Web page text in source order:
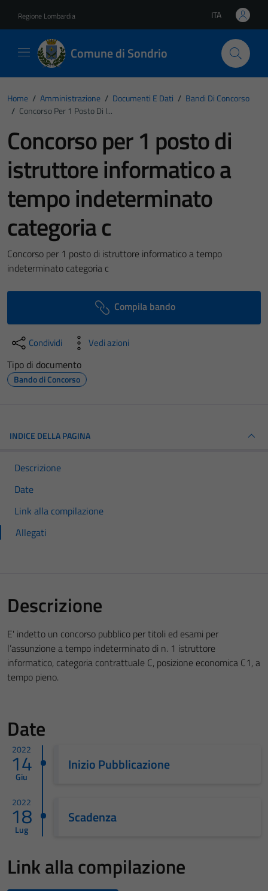
Regione Lombardia Lingua attiva:
ITA
Comune di Sondrio
Home / Amministrazione / Documenti E Dati / Bandi Di Concorso
/ Concorso Per 1 Posto Di I...
Concorso per 1 posto di
istruttore informatico a
tempo indeterminato
categoria c
Concorso per 1 posto di istruttore informatico a tempo
indeterminato categoria c
Compila bando
Condividi Vedi azioni
Tipo di documento
Bando di Concorso
INDICE DELLA PAGINA
Descrizione
Date
Link alla compilazione
Allegati
Descrizione
E' indetto un concorso pubblico per titoli ed esami per
l’assunzione a tempo indeterminato di n. 1 istruttore
informatico, categoria contrattuale C, posizione economica C1, a
tempo pieno.
Date
2022
14
Giu
Inizio Pubblicazione
2022
18
Lug
Scadenza
Link alla compilazione